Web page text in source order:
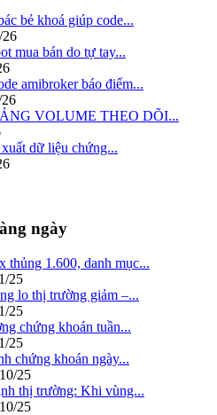
bẻ khoá giúp code...
26
mua bán do tự tay...
amibroker báo điểm...
VOLUME THEO DÕI...
dữ liệu chứng...
ngày
thủng 1.600, danh mục...
25
lo thị trường giảm –...
25
chứng khoán tuần...
25
chứng khoán ngày...
25
thị trường: Khi vùng...
25